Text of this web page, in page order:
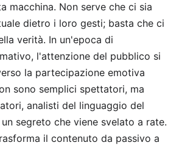
macchina. Non serve che ci sia
dietro i loro gesti; basta che ci
verità. In un'epoca di
l'attenzione del pubblico si
la partecipazione emotiva
sono semplici spettatori, ma
analisti del linguaggio del
segreto che viene svelato a rate.
il contenuto da passivo a